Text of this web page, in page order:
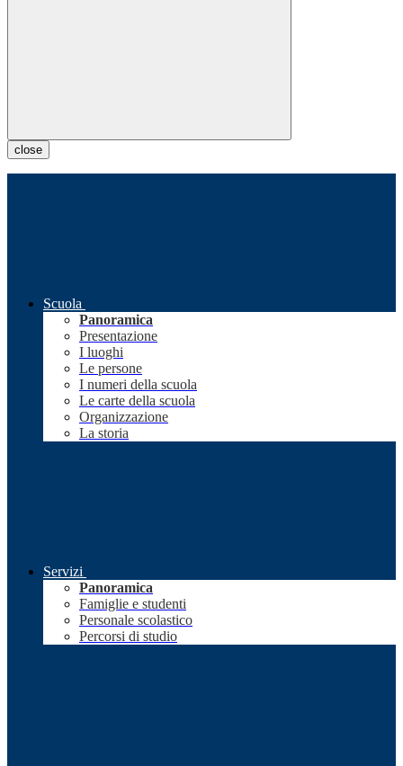
close
Scuola
Panoramica
Presentazione
I luoghi
Le persone
I numeri della scuola
Le carte della scuola
Organizzazione
La storia
Servizi
Panoramica
Famiglie e studenti
Personale scolastico
Percorsi di studio